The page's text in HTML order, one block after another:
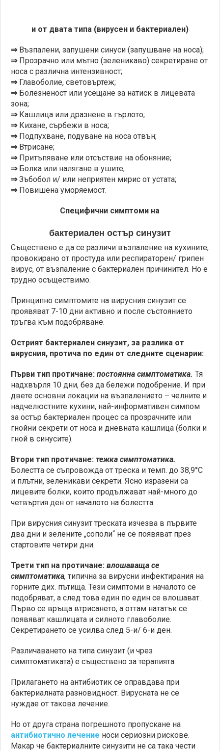
и от двата типа (вирусен и бактериален)
⇒Възпалени, запушени синуси (запушване на носа);
⇒Прозрачно или мътно (зеленикаво) секретиране от
носа с различна интензивност;
⇒Главоболие, световъртеж;
⇒Болезненост или усещане за натиск в лицевата
зона;
⇒Кашлица или дразнене в гърлото;
⇒Кихане, сърбежи в носа;
⇒Подпухване, подуване на носа отвън;
⇒Втрисане;
⇒Притъпяване или отсъствие на обоняние;
⇒Болка или налягане в ушите;
⇒Зъбобол и/ или неприятен мирис от устата;
⇒Повишена уморяемост.
Специфични симптоми на
бактериален остър синузит
Съществено е да се различи възпаление на кухините,
провокирано от простуда или респираторен/ грипен
вирус, от възпаление с бактериален причинител. Но е
трудно осъществимо.
Принципно симптомите на вирусния синузит се
проявяват 7-10 дни активно и после състоянието
тръгва към подобряване.
Острият бактериален синузит, за разлика от
вирусния, протича по един от следните сценарии:
Първи тип протичане: постоянна симптоматика. Тя
надхвърля 10 дни, без да бележи подобрение. И при
двете основни локации на възпалението – челните и
надчелюстните кухини, най-информативен симпом
за остър бактериален процес са прозрачните или
гнойни секрети от носа и дневната кашлица (болки и
гной в синусите).
Втори тип протичане:тежка симптоматика.
Болестта се съпровожда от треска и темп. до 38,9°С
и плътни, зеленикави секрети. Ясно изразени са
лицевите болки, които продължават най-много до
четвъртия ден от началото на болестта.
При вирусния синузит треската изчезва в първите
два дни и зелените „сополи“ не се появяват през
стартовите четири дни.
Трети тип на протичане:влошаваща се
симптоматика, типична за вирусни инфектирания на
горните дих. пътища. Тези симптоми в началото се
подобряват, а след това един по един се влошават.
Първо се връща втрисането, а оттам нататък се
появяват кашлицата и силното главоболие.
Секретирането се усилва след 5-и/ 6-и ден.
Различаването на типа синузит (и чрез
симптоматиката) е съществено за терапията.
Прилагането на антибиотик се оправдава при
бактериалната разновидност. Вирусната не се
нуждае от такова лечение.
Но от друга страна погрешното пропускане на
антибиотично лечение носи сериозни рискове.
Макар че бактериалните синузити не са така чести